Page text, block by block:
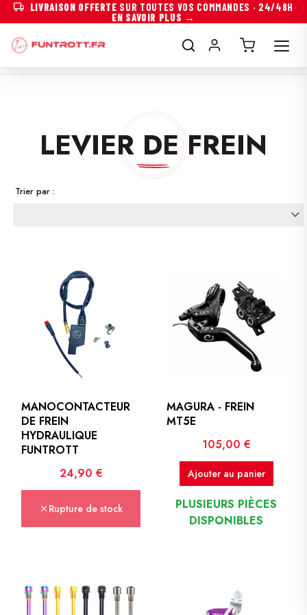
LIVRAISON OFFERTE SUR TOUTES VOS COMMANDES · 24/48H
EN SAVOIR PLUS →
LEVIER DE FREIN
Trier par :
MANOCONTACTEUR
DE FREIN
HYDRAULIQUE
FUNTROTT
Prix
24,90 €
Rupture de stock
MAGURA - FREIN
MT5E
Prix
105,00 €
Ajouter au panier
PLUSIEURS PIÈCES
DISPONIBLES